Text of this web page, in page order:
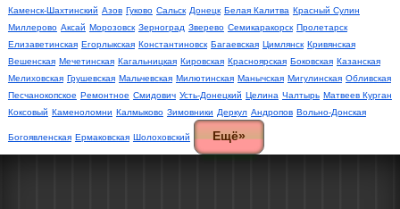
Каменск-Шахтинский Азов Гуково Сальск Донецк Белая Калитва Красный Сулин
Миллерово Аксай Морозовск Зерноград Зверево Семикаракорск Пролетарск
Елизаветинская Егорлыкская Константиновск Багаевская Цимлянск Кривянская
Вешенская Мечетинская Кагальницкая Кировская Красноярская Боковская Казанская
Мелиховская Грушевская Мальчевская Милютинская Манычская Мигулинская Обливская
Песчанокопское Ремонтное Смидович Усть-Донецкий Целина Чалтырь Матвеев Курган
Коксовый Каменоломни Калмыково Зимовники Деркул Андропов Вольно-Донская
Богоявленская Ермаковская Шолоховский Ещё»